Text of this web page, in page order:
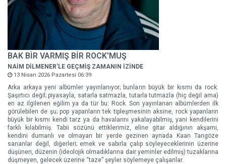
BAK BİR VARMIŞ BİR ROCK'MUŞ
NAİM DİLMENER'LE GEÇMİŞ ZAMANIN İZİNDE
13 Nisan 2026 Pazartesi 06:39
Arka arkaya yeni albümler yayınlanıyor; bunların büyük bir kısmı da rock.
Şaşırtıcı değil; piyasayla, satarla satmazla, tutarla tutmazla (hiç değil ama)
en az ilgilenen eğilim ya da tür bu: Rock. Son yayınlanan albümlerden ilk
görülebilen de şu; pop yapanların tek tipleşmesinin aksine, rock yapanların
büyük bir kısmı kendi tarz ya da havalarını yakalayabilmiş, yani kendilerini
farklı kılabilmiş. Tabii sözünü ettiklerimiz, eline gitar aldığının akşamı,
kendini dumanlı ve olmayan bir yerde gezinen aynada Kaan Tangöze
sananlar değil, diğerleri; emek ve sabırla çalıp söyleyeceklerinin üzerine
düşünen, düzenin (ideolojik olmadıklarına dair yeminler edilmiş) tuzaklarına
düşmeyen, gelecek üzerine “taze” şeyler söylemeye çalışanlar.